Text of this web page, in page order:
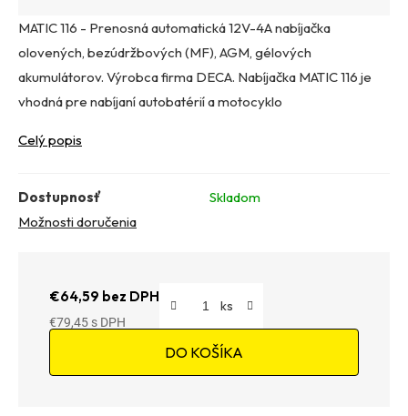
MATIC 116 - Prenosná automatická 12V-4A nabíjačka
olovených, bezúdržbových (MF), AGM, gélových
akumulátorov. Výrobca firma DECA. Nabíjačka MATIC 116 je
vhodná pre nabíjaní autobatérií a motocyklo
Celý popis
Dostupnosť
Skladom
Možnosti doručenia
€64,59 bez DPH
€79,45
DO KOŠÍKA